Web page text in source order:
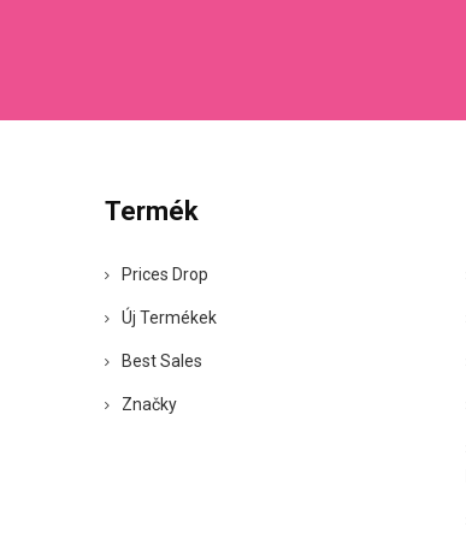
Termék
Prices Drop
Új Termékek
Best Sales
Značky